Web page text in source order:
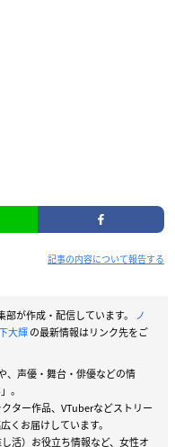
じました。
すが、彼の無邪気さ、幼
瞬間。記事の内容について報告する
部が作成・配信しています。 ノ
大輝の最新情報はリンク先をご
、声優・舞台・俳優などの情
。
ター作品、VTuberなどストリー
くお届けしています。
活）お役立ち情報など、女性オ